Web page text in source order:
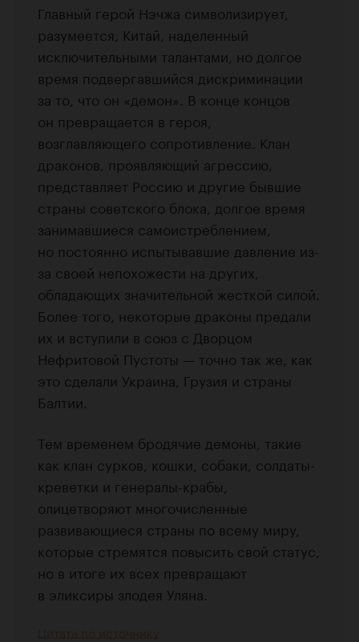
Главный герой Нэчжа символизирует,
разумеется, Китай, наделенный
исключительными талантами, но долгое
время подвергавшийся дискриминации
за то, что он «демон». В конце концов
он превращается в героя,
возглавляющего сопротивление. Клан
драконов, проявляющий агрессию,
представляет Россию и другие бывшие
страны советского блока, долгое время
занимавшиеся самоистреблением,
но постоянно испытывавшие давление из-
за своей непохожести на других,
обладающих значительной жесткой силой.
Более того, некоторые драконы предали
их и вступили в союз с Дворцом
Нефритовой Пустоты — точно так же, как
это сделали Украина, Грузия и страны
Балтии.
Тем временем бродячие демоны, такие
как клан сурков, кошки, собаки, солдаты-
креветки и генералы-крабы,
олицетворяют многочисленные
развивающиеся страны по всему миру,
которые стремятся повысить свой статус,
но в итоге их всех превращают
в эликсиры злодея Уляна.